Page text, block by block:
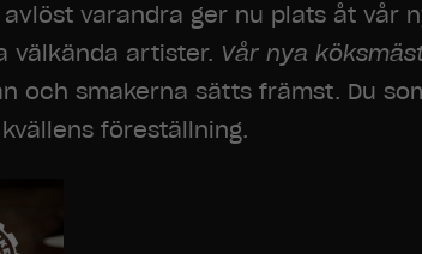
varandra ger nu plats åt vår
välkända artister. Vår nya
och smakerna sätts främst. Du
föreställning.